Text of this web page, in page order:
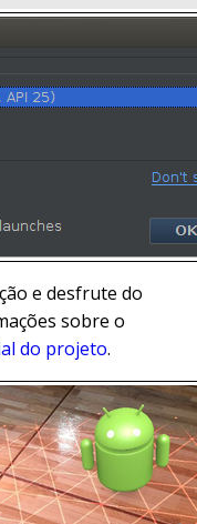
e desfrute do
sobre o
do projeto.